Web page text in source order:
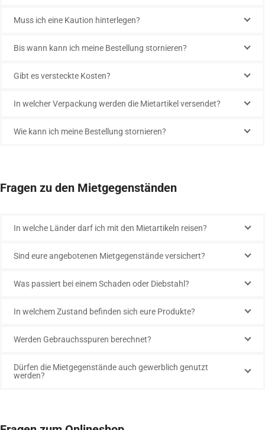
Muss ich eine Kaution hinterlegen?
Bis wann kann ich meine Bestellung stornieren?
Gibt es versteckte Kosten?
In welcher Verpackung werden die Mietartikel versendet?
Wie kann ich meine Bestellung stornieren?
Fragen zu den Mietgegenständen
In welche Länder darf ich mit den Mietartikeln reisen?
Sind eure angebotenen Mietgegenstände versichert?
Was passiert bei einem Schaden oder Diebstahl?
In welchem Zustand befinden sich eure Produkte?
Werden Gebrauchsspuren berechnet?
Dürfen die Mietgegenstände auch gewerblich genutzt
werden?